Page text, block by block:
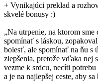
+ Vynikajúci preklad a
skvelé bonusy :)
„Na utrpenie, na ktorom
spomínať s láskou,
bolesť, ale spomínať na ňu s
zlepšenia, pretože vďaka nej
vezme k srdcu, necíti
a je na najlepšej ceste, aby